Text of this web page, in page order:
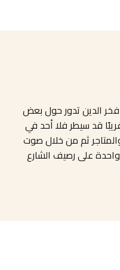
الدين تدور حول بعض
قد سيطر فلا أحد في
ثم من خلال صوت
على رصيف الشارع